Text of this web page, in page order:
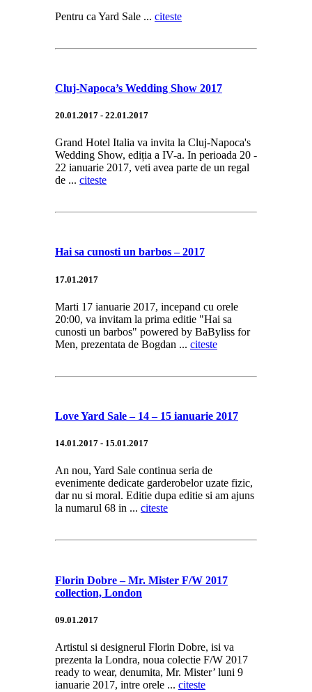
Pentru ca Yard Sale ... citeste
Cluj-Napoca’s Wedding Show 2017
20.01.2017 - 22.01.2017
Grand Hotel Italia va invita la Cluj-Napoca's
Wedding Show, ediția a IV-a. In perioada 20 -
22 ianuarie 2017, veti avea parte de un regal
de ... citeste
Hai sa cunosti un barbos – 2017
17.01.2017
Marti 17 ianuarie 2017, incepand cu orele
20:00, va invitam la prima editie "Hai sa
cunosti un barbos" powered by BaByliss for
Men, prezentata de Bogdan ... citeste
Love Yard Sale – 14 – 15 ianuarie 2017
14.01.2017 - 15.01.2017
An nou, Yard Sale continua seria de
evenimente dedicate garderobelor uzate fizic,
dar nu si moral. Editie dupa editie si am ajuns
la numarul 68 in ... citeste
Florin Dobre – Mr. Mister F/W 2017
collection, London
09.01.2017
Artistul si designerul Florin Dobre, isi va
prezenta la Londra, noua colectie F/W 2017
ready to wear, denumita, Mr. Mister’ luni 9
ianuarie 2017, intre orele ... citeste